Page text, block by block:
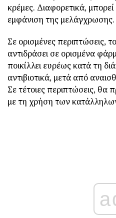
κρέμες. Διαφορετικά,
εμφάνιση της μελάγχρωσης.
Σε ορισμένες περιπτώσεις,
αντιδράσει σε ορισμένα
ποικίλλει ευρέως κατά τη
αντιβιοτικά, μετά από
Σε τέτοιες περιπτώσεις, θα
με τη χρήση των